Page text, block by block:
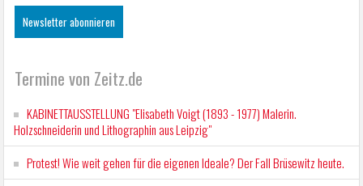
Termine von Zeitz.de
KABINETTAUSSTELLUNG "Elisabeth Voigt (1893 - 1977) Malerin.
Holzschneiderin und Lithographin aus Leipzig"
Protest! Wie weit gehen für die eigenen Ideale? Der Fall Brüsewitz heute.